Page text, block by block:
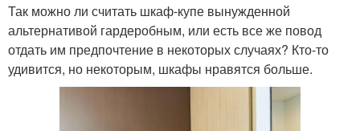
Так можно ли считать шкаф-купе вынужденной
альтернативой гардеробным, или есть все же повод
отдать им предпочтение в некоторых случаях? Кто-то
удивится, но некоторым, шкафы нравятся больше.